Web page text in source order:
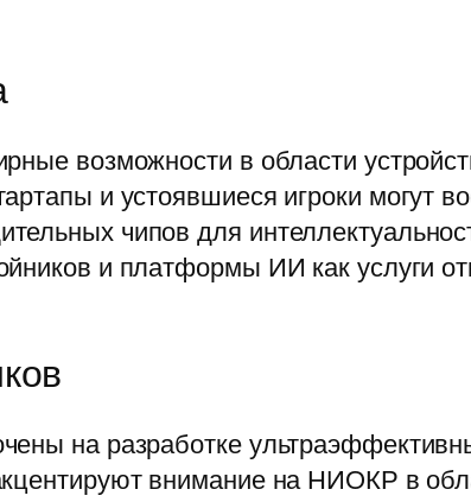
возможности в области
и устоявшиеся игроки могут
чипов для
и платформы ИИ как услуги
на разработке
внимание на НИОКР в